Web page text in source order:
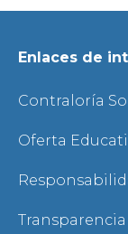
Enlaces de
Contraloría
Oferta
Transparencia